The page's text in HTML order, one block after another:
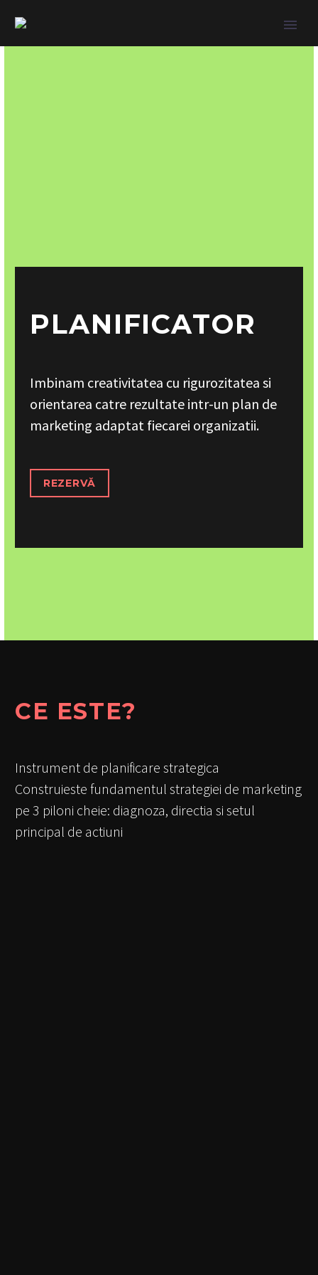
PLANIFICATOR
Imbinam creativitatea cu rigurozitatea si
orientarea catre rezultate intr-un plan de
marketing adaptat fiecarei organizatii.
REZERVĂ
CE ESTE?
Instrument de planificare strategica
Construieste fundamentul strategiei de marketing
pe 3 piloni cheie: diagnoza, directia si setul
principal de actiuni